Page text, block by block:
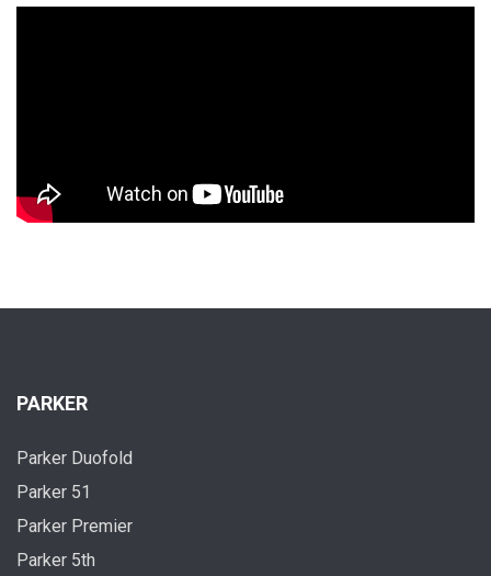
PARKER
Parker Duofold
Parker 51
Parker Premier
Parker 5th